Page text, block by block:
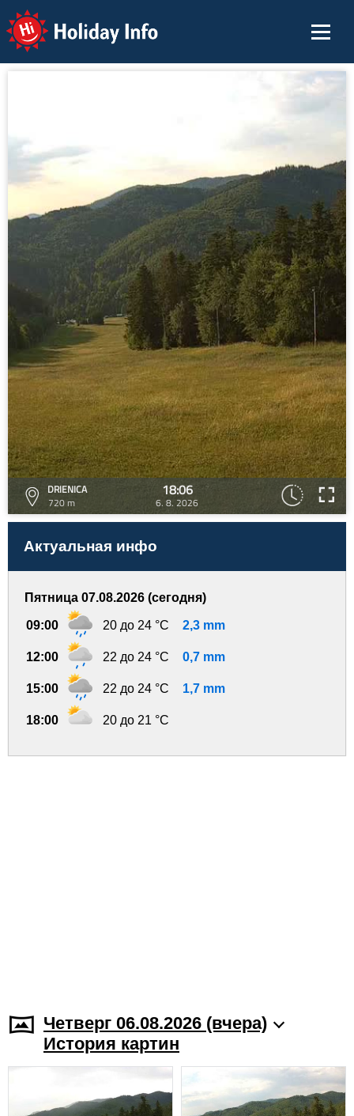
Holiday Info
DRIENICA
720 m
18:06
6. 8. 2026
Актуальная инфо
Пятница 07.08.2026 (сегодня)
09:00 20 до 24 °C 2,3 mm
12:00 22 до 24 °C 0,7 mm
15:00 22 до 24 °C 1,7 mm
18:00 20 до 21 °C
Четверг 06.08.2026 (вчера)
История картин